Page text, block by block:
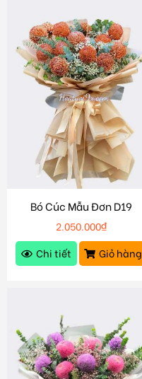
Bó Cúc Mẫu Đơn D19
2.050.000₫
Chi tiết
Giỏ hàng